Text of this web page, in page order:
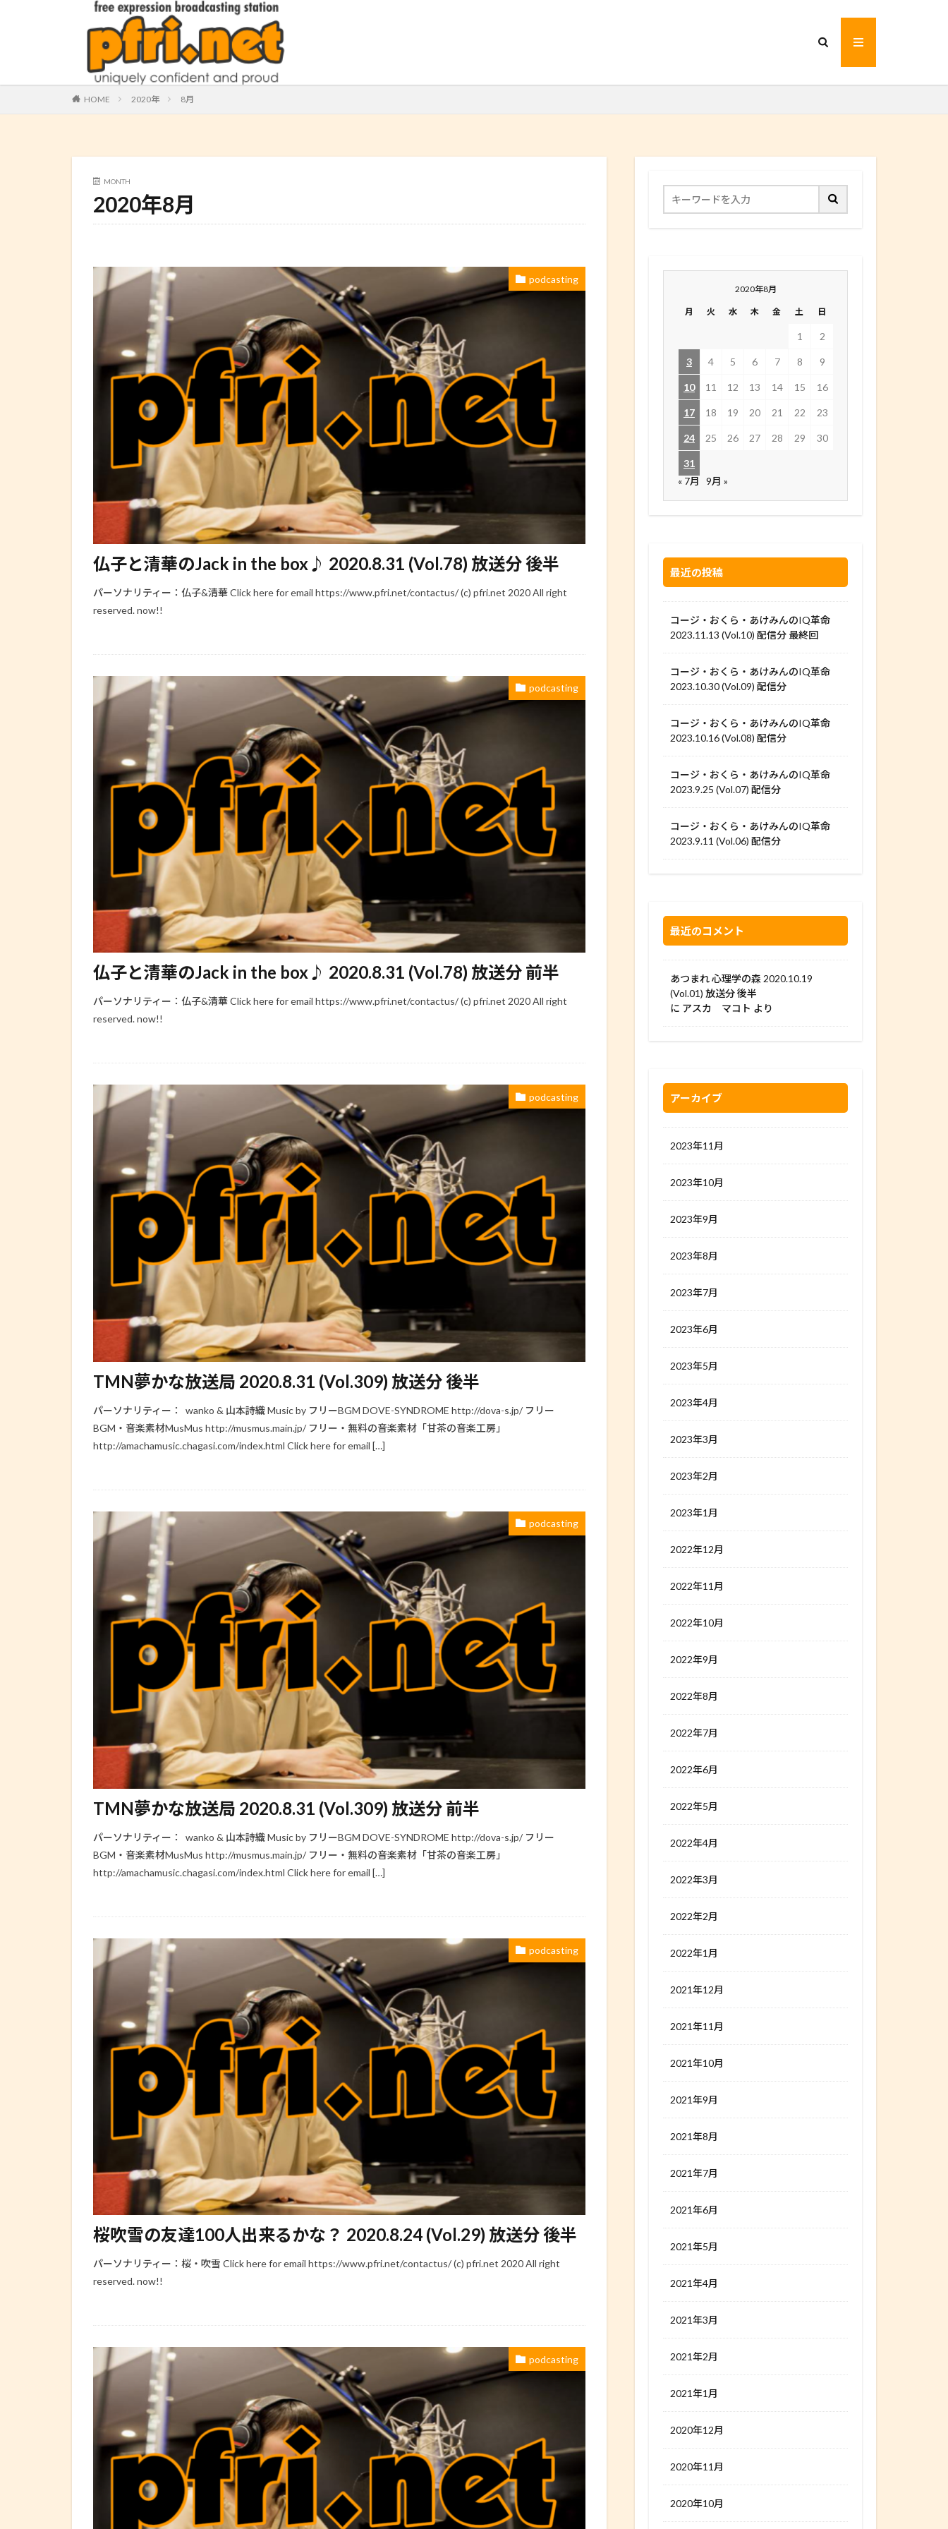
HOME 2020年 8月
MONTH
2020年8月
podcasting
仏子と清華のJack in the box♪ 2020.8.31 (Vol.78) 放送分 後半
パーソナリティー：仏子&清華 Click here for email https://www.pfri.net/contactus/ (c) pfri.net 2020 All right
reserved. now!!
podcasting
仏子と清華のJack in the box♪ 2020.8.31 (Vol.78) 放送分 前半
パーソナリティー：仏子&清華 Click here for email https://www.pfri.net/contactus/ (c) pfri.net 2020 All right
reserved. now!!
podcasting
TMN夢かな放送局 2020.8.31 (Vol.309) 放送分 後半
パーソナリティー： wanko & 山本詩織 Music by フリーBGM DOVE-SYNDROME http://dova-s.jp/ フリー
BGM・音楽素材MusMus http://musmus.main.jp/ フリー・無料の音楽素材「甘茶の音楽工房」
http://amachamusic.chagasi.com/index.html Click here for email […]
podcasting
TMN夢かな放送局 2020.8.31 (Vol.309) 放送分 前半
パーソナリティー： wanko & 山本詩織 Music by フリーBGM DOVE-SYNDROME http://dova-s.jp/ フリー
BGM・音楽素材MusMus http://musmus.main.jp/ フリー・無料の音楽素材「甘茶の音楽工房」
http://amachamusic.chagasi.com/index.html Click here for email […]
podcasting
桜吹雪の友達100人出来るかな？ 2020.8.24 (Vol.29) 放送分 後半
パーソナリティー：桜・吹雪 Click here for email https://www.pfri.net/contactus/ (c) pfri.net 2020 All right
reserved. now!!
podcasting
2020年8月
月 火 水 木 金 土 日
1 2
3 4 5 6 7 8 9
10 11 12 13 14 15 16
17 18 19 20 21 22 23
24 25 26 27 28 29 30
31
« 7月
9月 »
最近の投稿
コージ・おくら・あけみんのIQ革命
2023.11.13 (Vol.10) 配信分 最終回
コージ・おくら・あけみんのIQ革命
2023.10.30 (Vol.09) 配信分
コージ・おくら・あけみんのIQ革命
2023.10.16 (Vol.08) 配信分
コージ・おくら・あけみんのIQ革命
2023.9.25 (Vol.07) 配信分
コージ・おくら・あけみんのIQ革命
2023.9.11 (Vol.06) 配信分
最近のコメント
あつまれ 心理学の森 2020.10.19
(Vol.01) 放送分 後半
に アスカ マコト より
アーカイブ
2023年11月
2023年10月
2023年9月
2023年8月
2023年7月
2023年6月
2023年5月
2023年4月
2023年3月
2023年2月
2023年1月
2022年12月
2022年11月
2022年10月
2022年9月
2022年8月
2022年7月
2022年6月
2022年5月
2022年4月
2022年3月
2022年2月
2022年1月
2021年12月
2021年11月
2021年10月
2021年9月
2021年8月
2021年7月
2021年6月
2021年5月
2021年4月
2021年3月
2021年2月
2021年1月
2020年12月
2020年11月
2020年10月